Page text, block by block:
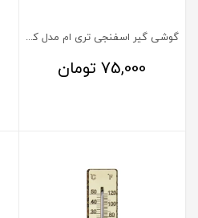
گوشی گیر اسفنجی تری ام مدل کلاسیک
75,000تومان